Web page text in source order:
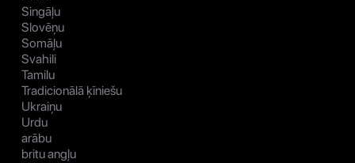
Singāļu
Slovēņu
Somāļu
Svahili
Tamilu
Tradicionālā ķīniešu
Ukraiņu
Urdu
arābu
britu angļu